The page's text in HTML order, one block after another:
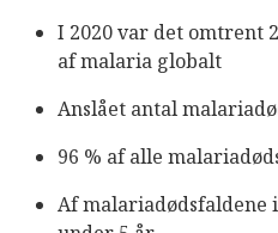
I 2020 var det
af malaria globalt
Anslået antal
96 % af alle
Af malariadødsfaldene